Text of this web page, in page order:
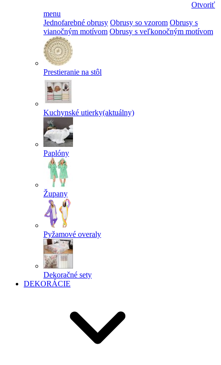
Otvoriť
menu
Jednofarebné obrusy Obrusy so vzorom Obrusy s
vianočným motívom Obrusy s veľkonočným motívom
Prestieranie na stôl
Kuchynské utierky(aktuálny)
Paplóny
Župany
Pyžamové overaly
Dekoračné sety
DEKORÁCIE